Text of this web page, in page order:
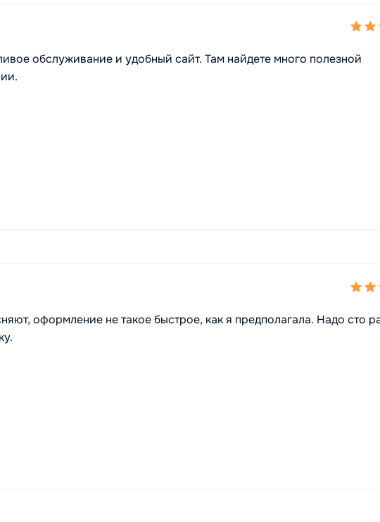
обслуживание и удобный сайт. Там найдете много полезной
оформление не такое быстрое, как я предполагала. Надо сто